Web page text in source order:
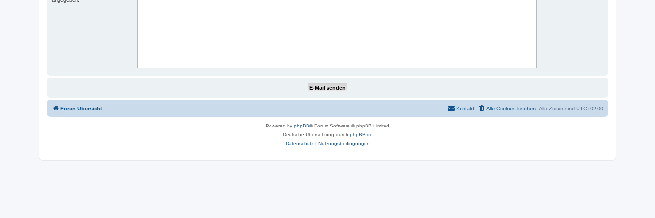
Foren-Übersicht Alle Zeiten sind UTC+02:00
Alle Cookies löschen
Kontakt
Powered by phpBB® Forum Software © phpBB Limited
Deutsche Übersetzung durch phpBB.de
Datenschutz| Nutzungsbedingungen